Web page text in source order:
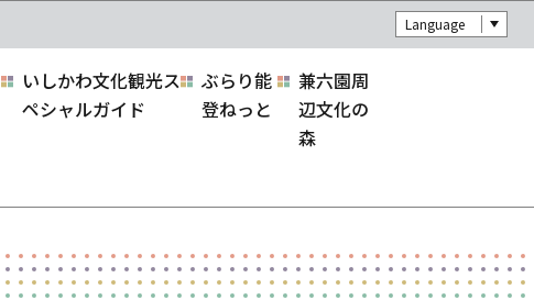
Language
いしかわ文化観光ス
ペシャルガイド
ぶらり能
登ねっと
兼六園周
辺文化の
森